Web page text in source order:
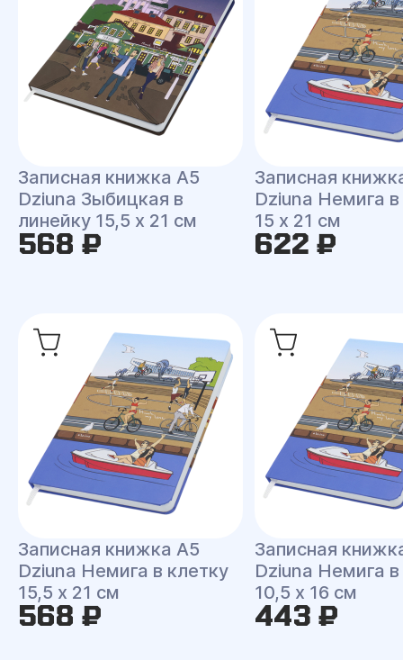
Записная книжка A5
Dziuna Зыбицкая в
линейку 15,5 x 21 см
568 ₽
Записная
Dziuna Немига в
15 x 21 см
622 ₽
Записная книжка A5
Dziuna Немига в клетку
15,5 x 21 см
568 ₽
Записная
Dziuna Немига
10,5 x 16 см
443 ₽